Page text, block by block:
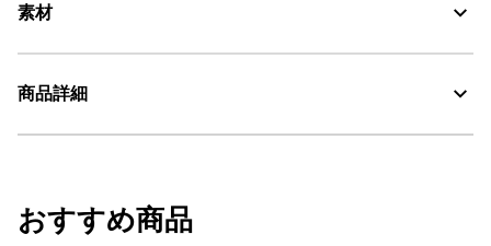
素材
AIGLE for tomorrow
商品詳細
・原産国：フィリピン
・素材：本体: 89% 綿 11% ポリエステル / ポケット袋 1: 100% 綿 / ポケッ
おすすめ商品